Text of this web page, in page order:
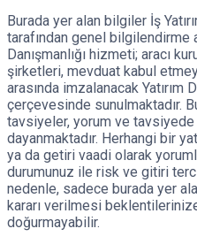
Burada yer alan bilgiler İş
tarafından genel bilgilendirme
Danışmanlığı hizmeti; aracı
şirketleri, mevduat kabul
arasında imzalanacak Yatırım
çerçevesinde sunulmaktadır.
tavsiyeler, yorum ve
dayanmaktadır. Herhangi bir
ya da getiri vaadi olarak
durumunuz ile risk ve gitiri
nedenle, sadece burada yer
kararı verilmesi
doğurmayabilir.